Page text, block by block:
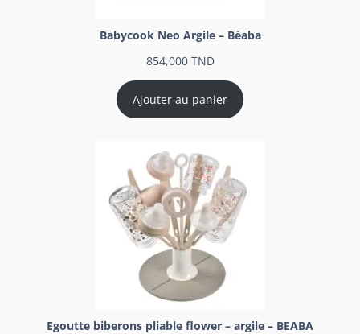
Babycook Neo Argile – Béaba
854,000 TND
Ajouter au panier
Egoutte biberons pliable flower – argile – BEABA